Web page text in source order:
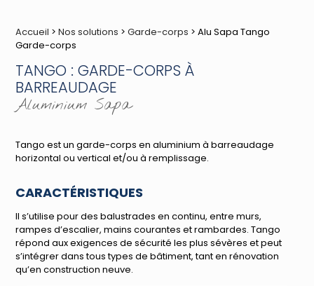
Accueil >Nos solutions >Garde-corps > Alu Sapa Tango
Garde-corps
TANGO : GARDE-CORPS À
BARREAUDAGE
Aluminium Sapa
Tango est un garde-corps en aluminium à barreaudage
horizontal ou vertical et/ou à remplissage.
CARACTÉRISTIQUES
Il s’utilise pour des balustrades en continu, entre murs,
rampes d’escalier, mains courantes et rambardes. Tango
répond aux exigences de sécurité les plus sévères et peut
s’intégrer dans tous types de bâtiment, tant en rénovation
qu’en construction neuve.